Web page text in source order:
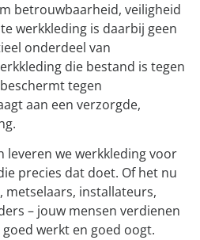
betrouwbaarheid, veiligheid
werkkleding is daarbij geen
onderdeel van
die bestand is tegen
tegen
aan een verzorgde,
leveren we werkkleding voor
precies dat doet. Of het nu
installateurs,
– jouw mensen verdienen
werkt en goed oogt.